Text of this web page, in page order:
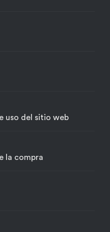
uso del sitio web
la compra